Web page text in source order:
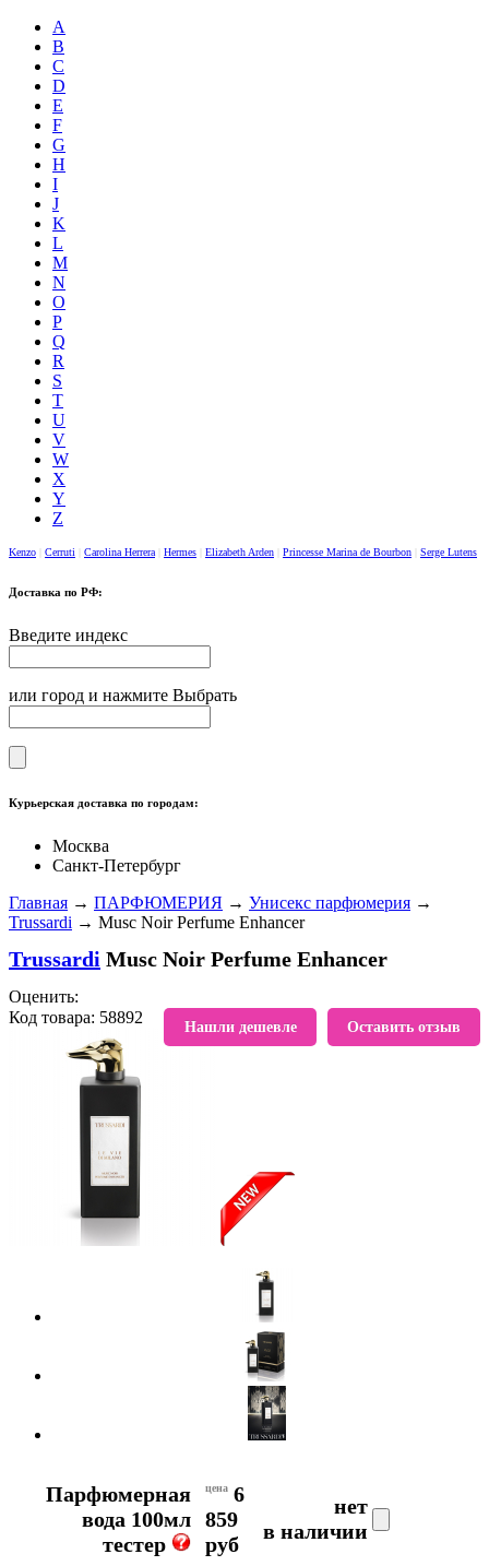
A
B
C
D
E
F
G
H
I
J
K
L
M
N
O
P
Q
R
S
T
U
V
W
X
Y
Z
Kenzo Cerruti Carolina Herrera Hermes Elizabeth Arden Princesse Marina de Bourbon Serge Lutens
Доставка по РФ:
Введите индекс
или город и нажмите Выбрать
Курьерская доставка по городам:
Москва
Санкт-Петербург
Главная → ПАРФЮМЕРИЯ → Унисекс парфюмерия →
Trussardi → Musc Noir Perfume Enhancer
Trussardi Musc Noir Perfume Enhancer
Оставить отзыв
Нашли дешевле
Оценить:
Код товара: 58892
В избранное
Парфюмерная
вода 100мл
тестер
цена 6
859
руб
нет
в наличии